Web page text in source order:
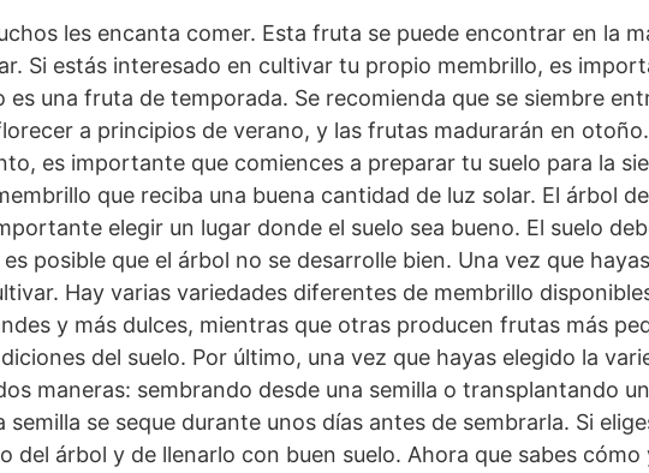
les encanta comer. Esta fruta se puede encontrar en la
Si estás interesado en cultivar tu propio membrillo, es
una fruta de temporada. Se recomienda que se siembre
a principios de verano, y las frutas madurarán en
es importante que comiences a preparar tu suelo para la
que reciba una buena cantidad de luz solar. El árbol
elegir un lugar donde el suelo sea bueno. El suelo
posible que el árbol no se desarrolle bien. Una vez que
Hay varias variedades diferentes de membrillo
y más dulces, mientras que otras producen frutas más
del suelo. Por último, una vez que hayas elegido la
maneras: sembrando desde una semilla o transplantando
se seque durante unos días antes de sembrarla. Si
árbol y de llenarlo con buen suelo. Ahora que sabes